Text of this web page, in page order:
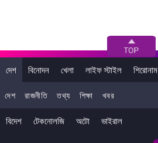
দেশ বিনোদন খেলা লাইফ স্টাইল শিরোনাম
দেশ রাজনীতি তথ্য শিক্ষা খবর
বিদেশ টেকনোলজি অটো ভাইরাল